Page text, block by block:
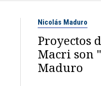
Nicolás Maduro
Proyectos
Macri son
Maduro